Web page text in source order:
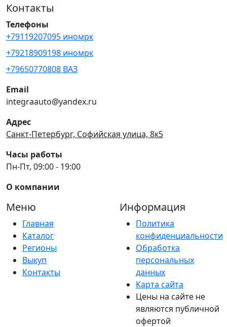
Контакты
Телефоны
+79119207095 иномрк
+79218909198 иномрк
+79650770808 ВАЗ
Email
integraauto@yandex.ru
Адрес
Санкт-Петербург, Софийская улица, 8к5
Часы работы
Пн-Пт, 09:00 - 19:00
О компании
Меню
Главная
Каталог
Регионы
Выкуп
Контакты
Информация
Политика
конфиденциальности
Обработка
персональных
данных
Карта сайта
Цены на сайте не
являются публичной
офертой